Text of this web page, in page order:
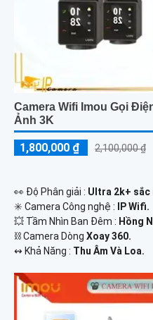
Camera Wifi Imou Gọi
Ảnh 3K
1,800,000 ₫ 2,100,000 ₫
️👀 Độ Phân giải : Ultra 2k+ sắc
✳️ Camera Công nghệ : IP Wifi.
💥 Tầm Nhìn Ban Đêm : Hồng
⛓ Camera Dòng Xoay 360.
️↭ Khả Năng : Thu Âm Và Loa.